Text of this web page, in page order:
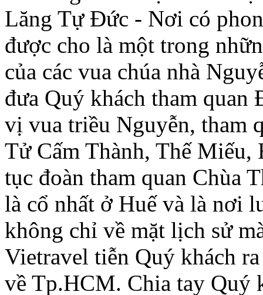
Lăng Tự Đức - Nơi có
được cho là một trong
của các vua chúa nhà
đưa Quý khách tham
vị vua triều Nguyễn, tham
Tử Cấm Thành, Thế
tục đoàn tham quan Chùa
là cổ nhất ở Huế và là nơi
không chỉ về mặt lịch sử
Vietravel tiễn Quý khách
về Tp.HCM. Chia tay Quý